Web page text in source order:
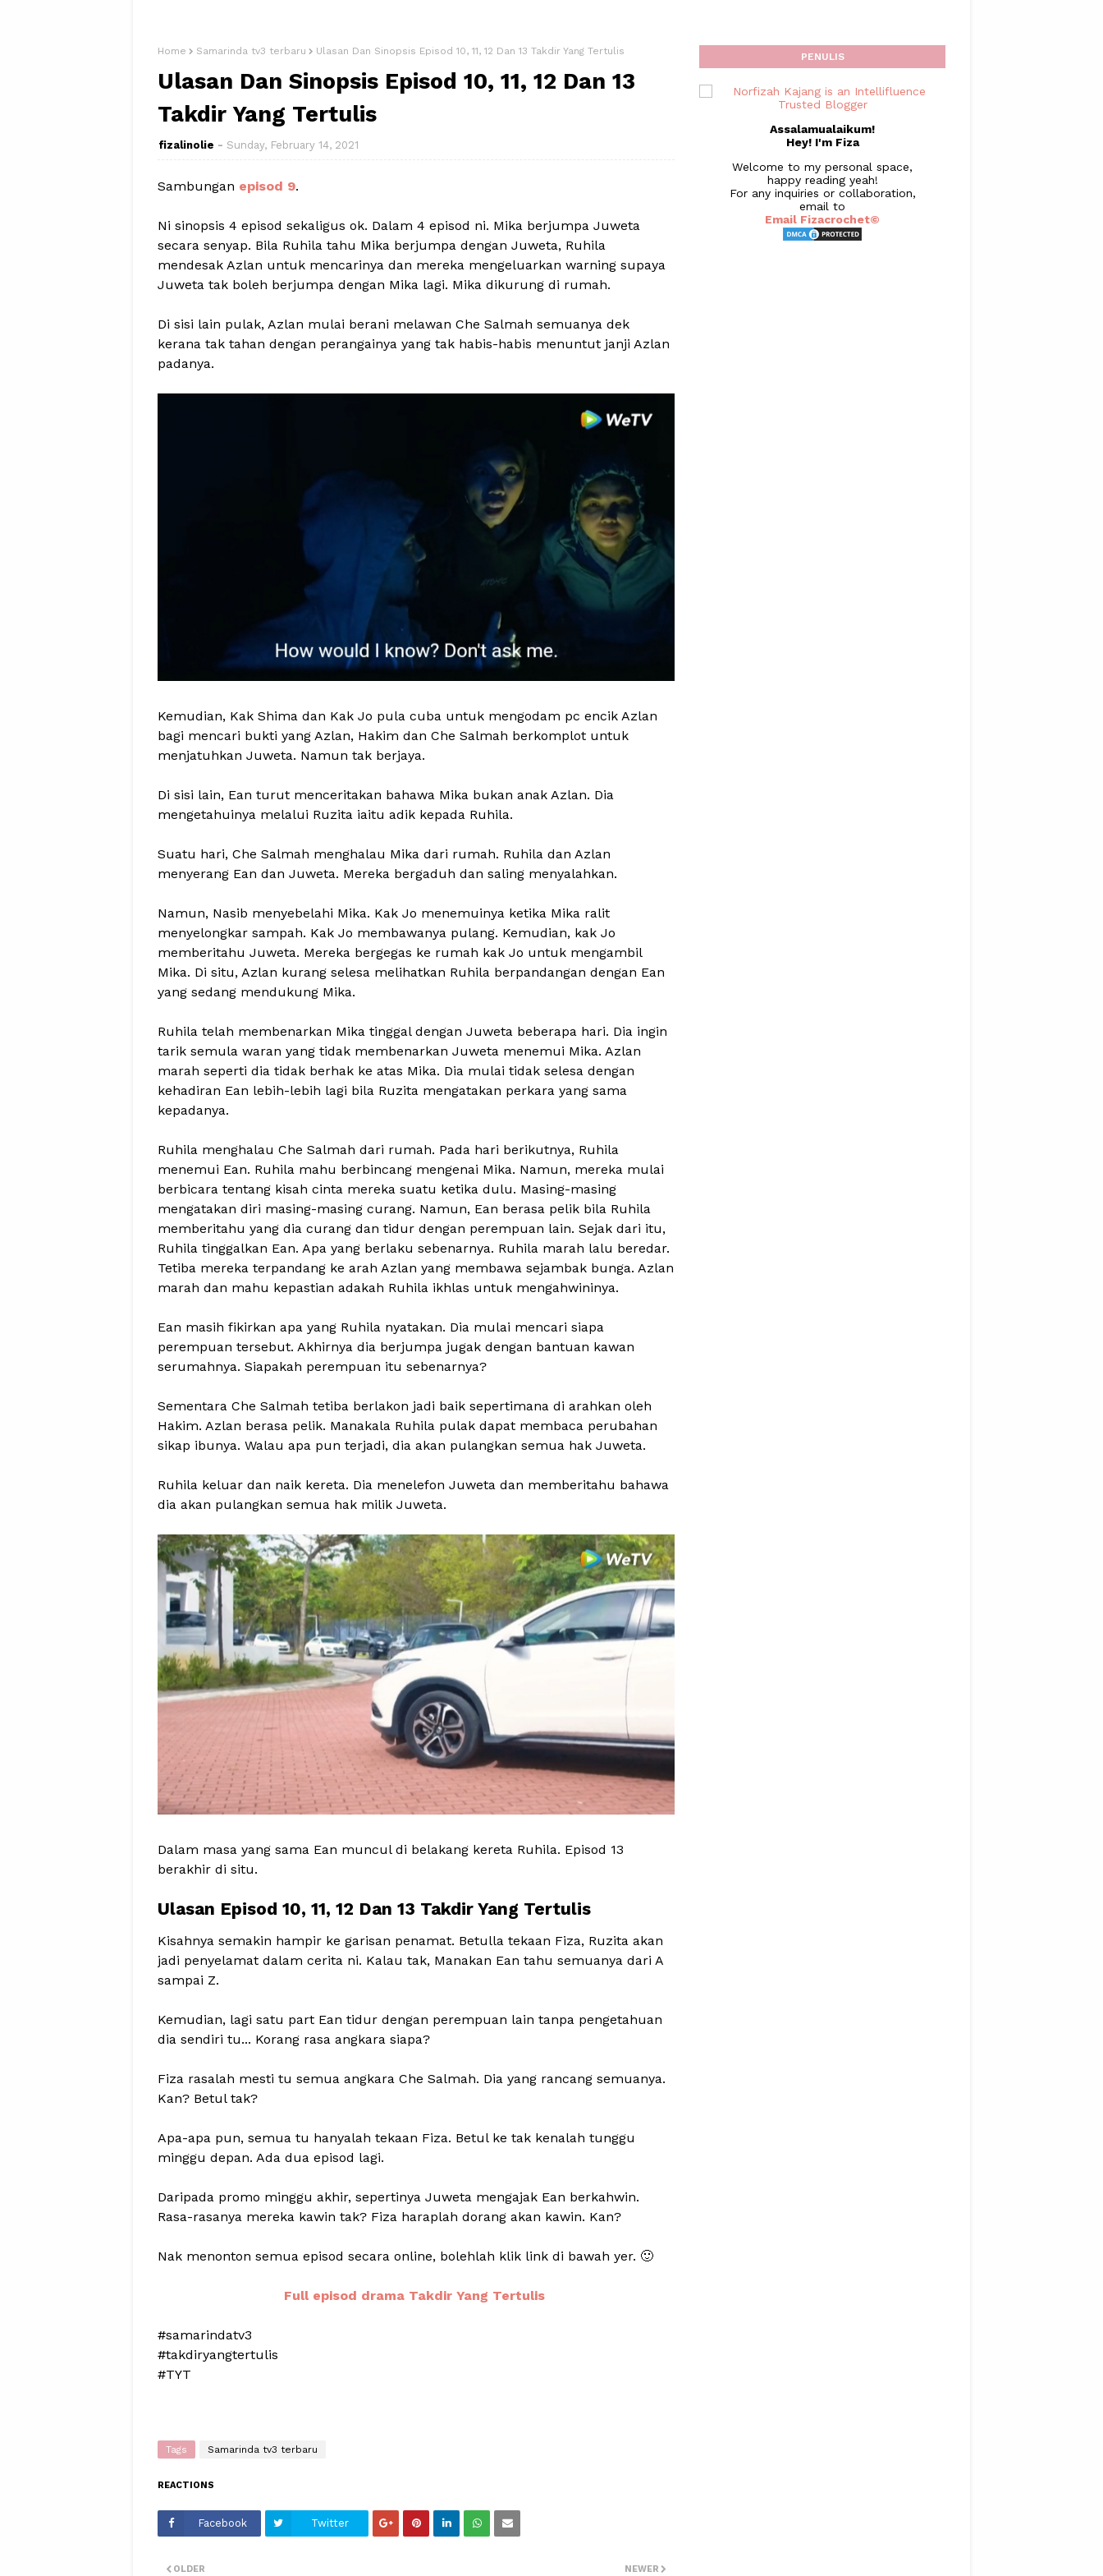
Home Samarinda tv3 terbaru Ulasan Dan Sinopsis Episod 10, 11, 12 Dan 13 Takdir Yang Tertulis
Ulasan Dan Sinopsis Episod 10, 11, 12 Dan 13
Takdir Yang Tertulis
fizalinolie Sunday, February 14, 2021
Sambungan episod 9.
Ni sinopsis 4 episod sekaligus ok. Dalam 4 episod ni. Mika berjumpa Juweta
secara senyap. Bila Ruhila tahu Mika berjumpa dengan Juweta, Ruhila
mendesak Azlan untuk mencarinya dan mereka mengeluarkan warning supaya
Juweta tak boleh berjumpa dengan Mika lagi. Mika dikurung di rumah.
Di sisi lain pulak, Azlan mulai berani melawan Che Salmah semuanya dek
kerana tak tahan dengan perangainya yang tak habis-habis menuntut janji Azlan
padanya.
Kemudian, Kak Shima dan Kak Jo pula cuba untuk mengodam pc encik Azlan
bagi mencari bukti yang Azlan, Hakim dan Che Salmah berkomplot untuk
menjatuhkan Juweta. Namun tak berjaya.
Di sisi lain, Ean turut menceritakan bahawa Mika bukan anak Azlan. Dia
mengetahuinya melalui Ruzita iaitu adik kepada Ruhila.
Suatu hari, Che Salmah menghalau Mika dari rumah. Ruhila dan Azlan
menyerang Ean dan Juweta. Mereka bergaduh dan saling menyalahkan.
Namun, Nasib menyebelahi Mika. Kak Jo menemuinya ketika Mika ralit
menyelongkar sampah. Kak Jo membawanya pulang. Kemudian, kak Jo
memberitahu Juweta. Mereka bergegas ke rumah kak Jo untuk mengambil
Mika. Di situ, Azlan kurang selesa melihatkan Ruhila berpandangan dengan Ean
yang sedang mendukung Mika.
Ruhila telah membenarkan Mika tinggal dengan Juweta beberapa hari. Dia ingin
tarik semula waran yang tidak membenarkan Juweta menemui Mika. Azlan
marah seperti dia tidak berhak ke atas Mika. Dia mulai tidak selesa dengan
kehadiran Ean lebih-lebih lagi bila Ruzita mengatakan perkara yang sama
kepadanya.
Ruhila menghalau Che Salmah dari rumah. Pada hari berikutnya, Ruhila
menemui Ean. Ruhila mahu berbincang mengenai Mika. Namun, mereka mulai
berbicara tentang kisah cinta mereka suatu ketika dulu. Masing-masing
mengatakan diri masing-masing curang. Namun, Ean berasa pelik bila Ruhila
memberitahu yang dia curang dan tidur dengan perempuan lain. Sejak dari itu,
Ruhila tinggalkan Ean. Apa yang berlaku sebenarnya. Ruhila marah lalu beredar.
Tetiba mereka terpandang ke arah Azlan yang membawa sejambak bunga. Azlan
marah dan mahu kepastian adakah Ruhila ikhlas untuk mengahwininya.
Ean masih fikirkan apa yang Ruhila nyatakan. Dia mulai mencari siapa
perempuan tersebut. Akhirnya dia berjumpa jugak dengan bantuan kawan
serumahnya. Siapakah perempuan itu sebenarnya?
Sementara Che Salmah tetiba berlakon jadi baik sepertimana di arahkan oleh
Hakim. Azlan berasa pelik. Manakala Ruhila pulak dapat membaca perubahan
sikap ibunya. Walau apa pun terjadi, dia akan pulangkan semua hak Juweta.
Ruhila keluar dan naik kereta. Dia menelefon Juweta dan memberitahu bahawa
dia akan pulangkan semua hak milik Juweta.
Dalam masa yang sama Ean muncul di belakang kereta Ruhila. Episod 13
berakhir di situ.
Ulasan Episod 10, 11, 12 Dan 13 Takdir Yang Tertulis
Kisahnya semakin hampir ke garisan penamat. Betulla tekaan Fiza, Ruzita akan
jadi penyelamat dalam cerita ni. Kalau tak, Manakan Ean tahu semuanya dari A
sampai Z.
Kemudian, lagi satu part Ean tidur dengan perempuan lain tanpa pengetahuan
dia sendiri tu... Korang rasa angkara siapa?
Fiza rasalah mesti tu semua angkara Che Salmah. Dia yang rancang semuanya.
Kan? Betul tak?
Apa-apa pun, semua tu hanyalah tekaan Fiza. Betul ke tak kenalah tunggu
minggu depan. Ada dua episod lagi.
Daripada promo minggu akhir, sepertinya Juweta mengajak Ean berkahwin.
Rasa-rasanya mereka kawin tak? Fiza haraplah dorang akan kawin. Kan?
Nak menonton semua episod secara online, bolehlah klik link di bawah yer. 🙂
Full episod drama Takdir Yang Tertulis
#samarindatv3
#takdiryangtertulis
#TYT
Tags Samarinda tv3 terbaru
REACTIONS
Facebook Twitter
NEWER
OLDER
PENULIS
Assalamualaikum!
Hey! I'm Fiza
Welcome to my personal space,
happy reading yeah!
For any inquiries or collaboration,
email to
Email Fizacrochet©